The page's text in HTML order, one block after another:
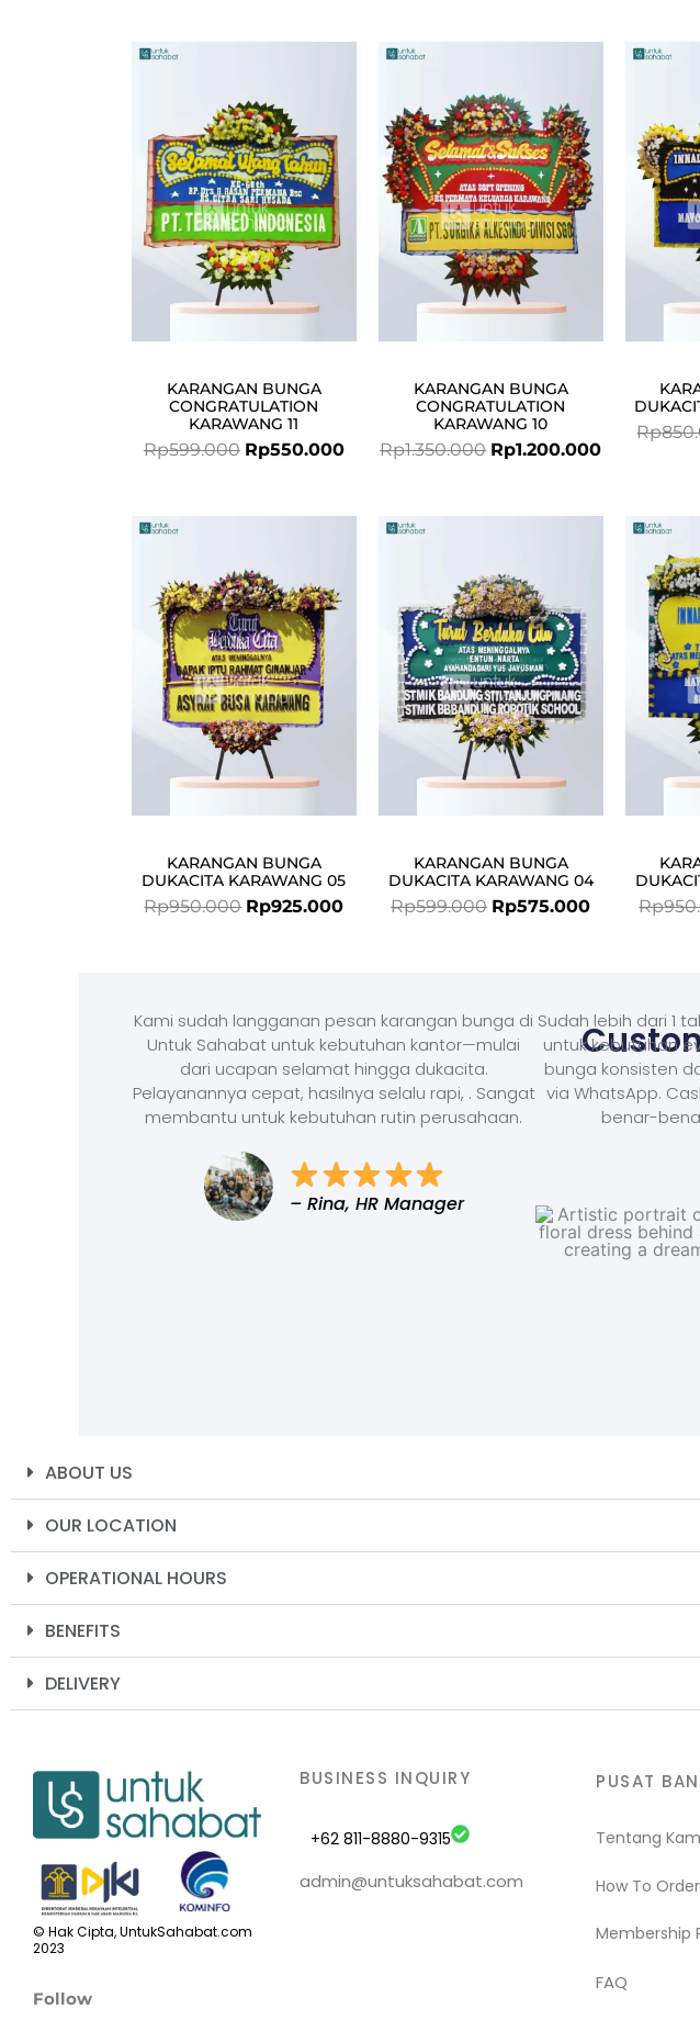
KARANGAN BUNGA
CONGRATULATION
KARAWANG 11
Rp599.000
was:
Rp599.000.
Rp550.000
Current
Rp550.000.
KARANGAN BUNGA
CONGRATULATION
KARAWANG 10
Rp1.350.000
was:
Rp1.350.000.
Rp1.200.000
Current
Rp
KARANGAN BUNGA
DUKACITA KARAWANG 05
Rp950.000
was:
Rp950.000.
Rp925.000
Current
Rp925.000.
KARANGAN BUNGA
DUKACITA KARAWANG 04
Rp599.000
was:
Rp599.000.
Rp575.000
Current
Rp575.000.
Rp
Kami sudah langganan pesan karangan bunga di
Untuk Sahabat untuk kebutuhan kantor—mulai
dari ucapan selamat hingga dukacita.
Pelayanannya cepat, hasilnya selalu rapi, . Sangat
membantu untuk kebutuhan rutin perusahaan.
– Rina, HR Manager
Sudah lebih dari 1
untuk kebutuhan
bunga konsisten
via WhatsApp.
benar-
ABOUT US
OUR LOCATION
OPERATIONAL HOURS
BENEFITS
DELIVERY
© Hak Cipta, UntukSahabat.com
2023
Follow
BUSINESS INQUIRY
+62 811-8880-9315
admin@untuksahabat.com
PUSAT
Tentang
How To Order
Membership
FAQ